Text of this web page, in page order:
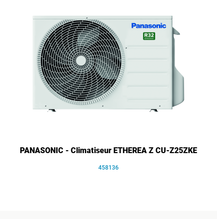
PANASONIC - Climatiseur ETHEREA Z CU-Z25ZKE
458136